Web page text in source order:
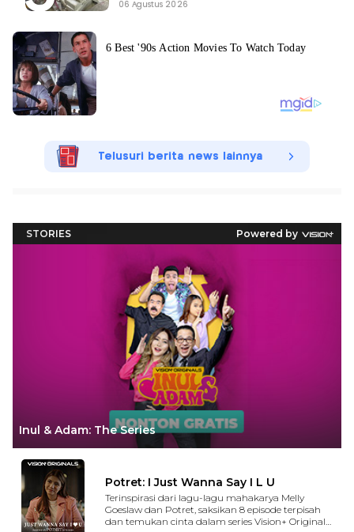
06 Agustus 2026
Telusuri berita news lainnya